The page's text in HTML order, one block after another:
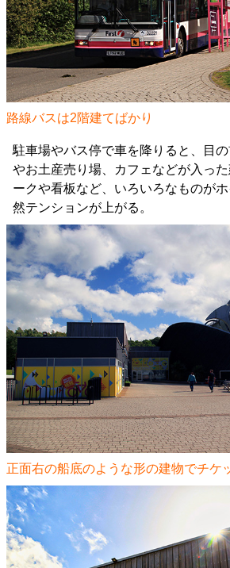
路線バスは2階建てばかり
駐車場やバス停で車を降りると、目
やお土産売り場、カフェなどが入っ
ークや看板など、いろいろなものが
然テンションが上がる。
正面右の船底のような形の建物でチケ